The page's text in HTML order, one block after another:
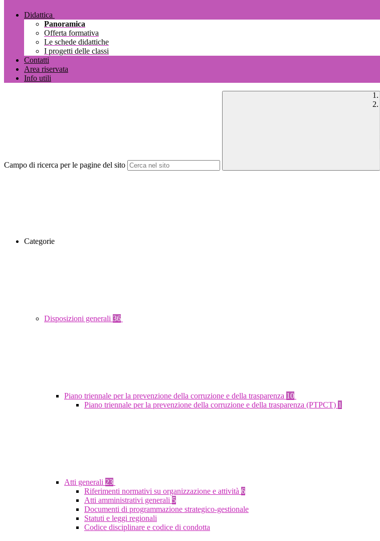
Didattica
Panoramica
Offerta formativa
Le schede didattiche
I progetti delle classi
Contatti
Area riservata
Info utili
Campo di ricerca per le pagine del sito
Categorie
Disposizioni generali 36
Piano triennale per la prevenzione della corruzione e della trasparenza 10
Piano triennale per la prevenzione della corruzione e della trasparenza (PTPCT) 1
Atti generali 23
Riferimenti normativi su organizzazione e attività 6
Atti amministrativi generali 5
Documenti di programmazione strategico-gestionale
Statuti e leggi regionali
Codice disciplinare e codice di condotta